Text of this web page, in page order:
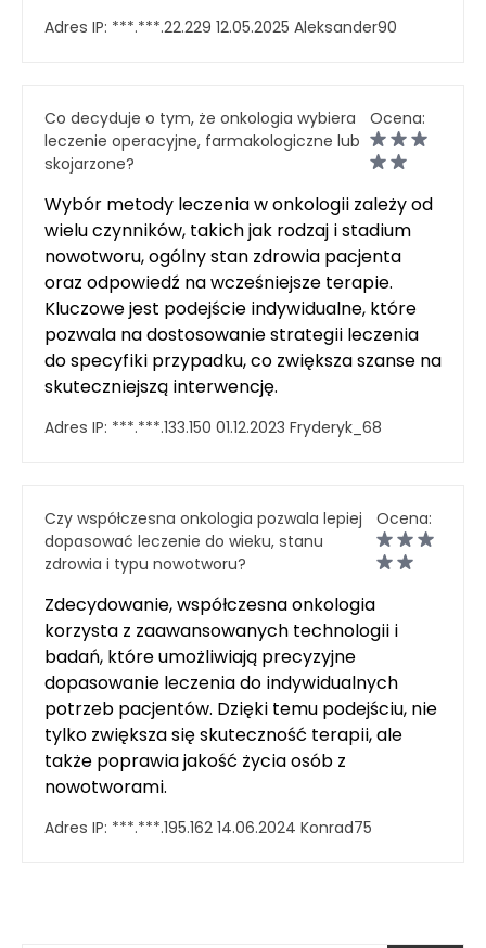
Adres IP: ***.***.22.229 12.05.2025 Aleksander90
Co decyduje o tym, że onkologia wybiera
leczenie operacyjne, farmakologiczne lub
skojarzone?
Ocena:
Wybór metody leczenia w onkologii zależy od
wielu czynników, takich jak rodzaj i stadium
nowotworu, ogólny stan zdrowia pacjenta
oraz odpowiedź na wcześniejsze terapie.
Kluczowe jest podejście indywidualne, które
pozwala na dostosowanie strategii leczenia
do specyfiki przypadku, co zwiększa szanse na
skuteczniejszą interwencję.
Adres IP: ***.***.133.150 01.12.2023 Fryderyk_68
Czy współczesna onkologia pozwala lepiej
dopasować leczenie do wieku, stanu
zdrowia i typu nowotworu?
Ocena:
Zdecydowanie, współczesna onkologia
korzysta z zaawansowanych technologii i
badań, które umożliwiają precyzyjne
dopasowanie leczenia do indywidualnych
potrzeb pacjentów. Dzięki temu podejściu, nie
tylko zwiększa się skuteczność terapii, ale
także poprawia jakość życia osób z
nowotworami.
Adres IP: ***.***.195.162 14.06.2024 Konrad75